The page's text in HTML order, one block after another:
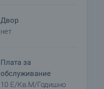
Двор
нет
Плата за
обслуживание
10 E/кв.м/годишно